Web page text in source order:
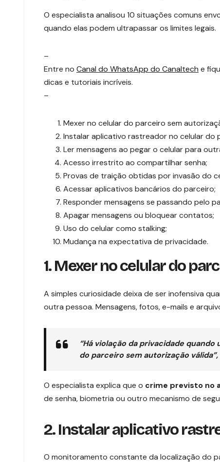
O especialista analisou 10 situações comuns
quando elas podem ultrapassar os limites legais.
–
Entre no Canal do WhatsApp do Canaltech e
dicas e tutoriais incríveis.
–
Mexer no celular do parceiro sem
Instalar aplicativo rastreador no celular do
Ler mensagens ao pegar o celular para
Acesso irrestrito ao compartilhar senha;
Provas de traição obtidas por invasão do
Acessar aplicativos bancários do parceiro;
Responder mensagens se passando pelo
Apagar mensagens ou bloquear contatos;
Uso do celular como stalking;
Mudança na expectativa de privacidade.
1. Mexer no celular do
A simples curiosidade deixa de ser inofensiva
outra pessoa. Mensagens, fotos, e-mails e
“Há violação da privacidade
do parceiro sem autorização
O especialista explica que o crime previsto no
de senha, biometria ou outro mecanismo de
2. Instalar aplicativo
O monitoramento constante da localização do